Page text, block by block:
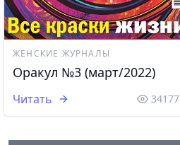
ЖЕНСКИЕ ЖУРНАЛЫ
Оракул №3 (март/2022)
Читать 34177